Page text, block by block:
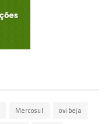
Mercosul ovibeja